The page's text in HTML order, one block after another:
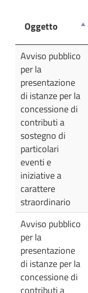
Oggetto
Oggetto
Avviso pubblico
per la
presentazione
di istanze per la
concessione di
contributi a
sostegno di
particolari
eventi e
iniziative a
carattere
straordinario
Avviso pubblico
per la
presentazione
di istanze per la
concessione di
contributi a